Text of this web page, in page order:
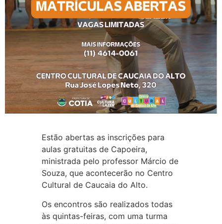
Estão abertas as inscrições para
aulas gratuitas de Capoeira,
ministrada pelo professor Márcio de
Souza, que acontecerão no Centro
Cultural de Caucaia do Alto.
Os encontros são realizados todas
às quintas-feiras, com uma turma